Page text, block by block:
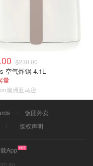
$230.00
空气炸锅 4.1L
量
澳洲亚马逊
饭团外卖
版权声明
App